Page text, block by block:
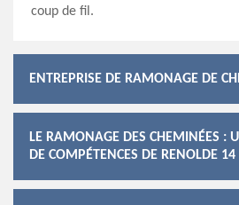
coup de fil.
ENTREPRISE DE RAMONAGE DE
LE RAMONAGE DES CHEMINÉES :
DE COMPÉTENCES DE RENOLDE 14